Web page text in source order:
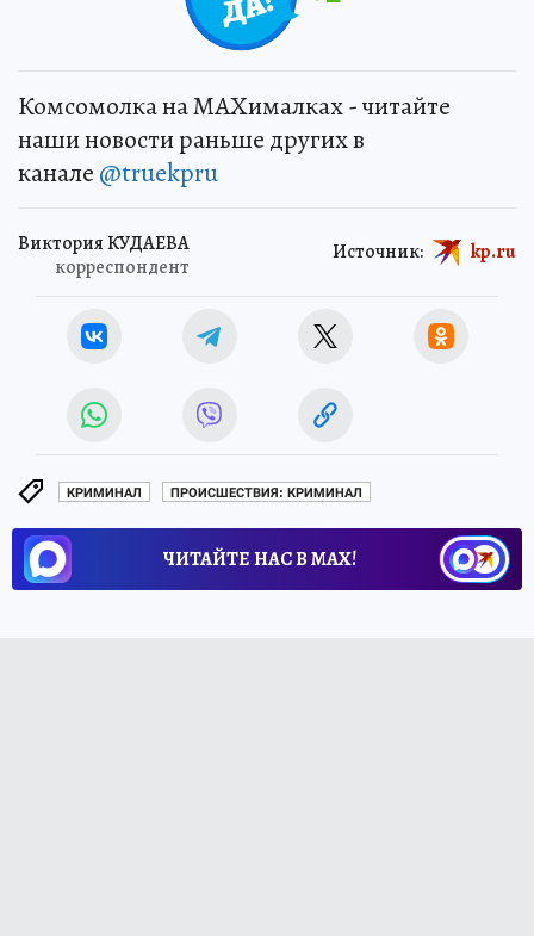
Комсомолка на MAXималках - читайте
наши новости раньше других в
канале @truekpru
Виктория КУДАЕВА
корреспондент
Источник: kp.ru
КРИМИНАЛ ПРОИСШЕСТВИЯ: КРИМИНАЛ
ЧИТАЙТЕ НАС В МАХ!